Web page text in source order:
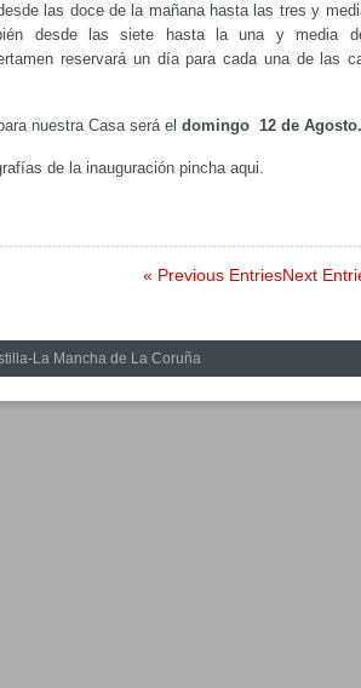
las doce de la mañana hasta las tres y
desde las siete hasta la una y media
reservará un día para cada una de las
nuestra Casa será el domingo 12 de Agosto.
de la inauguración pincha aqui.
« Previous EntriesNext
La Mancha de La Coruña